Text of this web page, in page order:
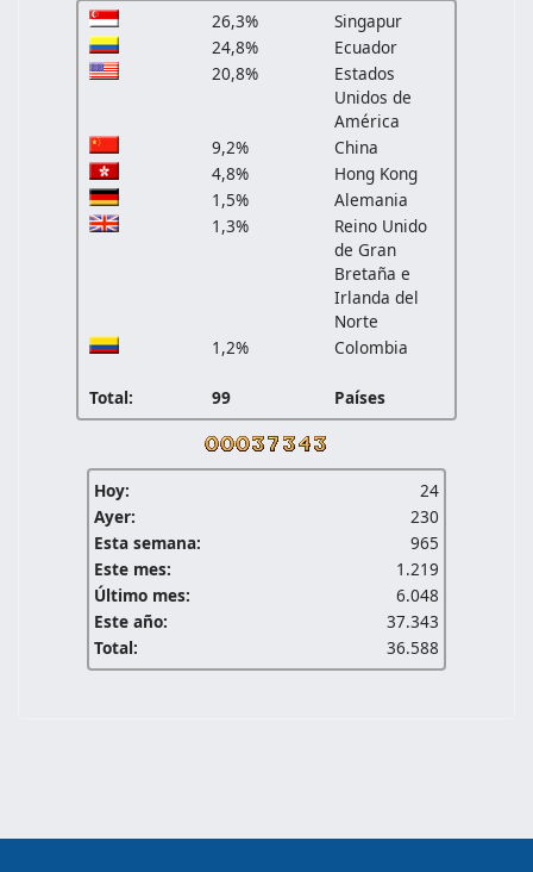
26,3%
Singapur
24,8%
Ecuador
20,8%
Estados
Unidos de
América
9,2%
China
4,8%
Hong Kong
1,5%
Alemania
1,3%
Reino Unido
de Gran
Bretaña e
Irlanda del
Norte
1,2%
Colombia
Total: 99 Países
Hoy:
24
Ayer:
230
Esta semana:
965
Este mes:
1.219
Último mes:
6.048
Este año:
37.343
Total:
36.588